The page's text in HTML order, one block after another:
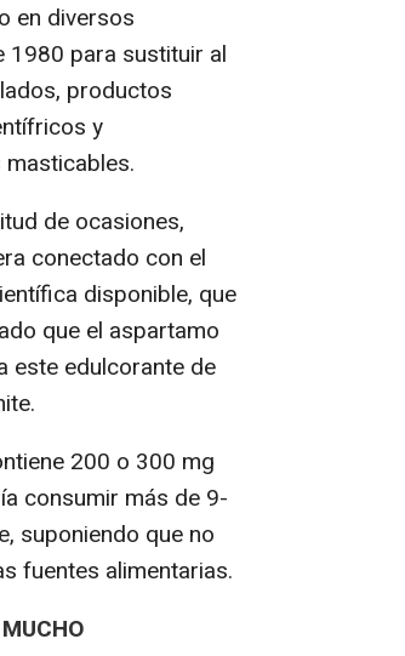
en diversos
1980 para sustituir al
productos
y
de ocasiones,
conectado con el
disponible, que
que el aspartamo
este edulcorante de
200 o 300 mg
consumir más de 9-
suponiendo que no
fuentes alimentarias.